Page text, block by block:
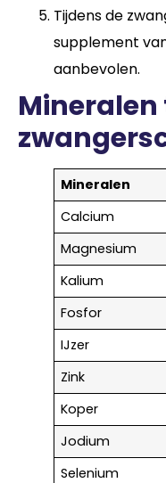
Tijdens de
supplement
aanbevolen.
Mineralen
Calcium
Magnesium
Kalium
Fosfor
IJzer
Zink
Koper
Jodium
Selenium